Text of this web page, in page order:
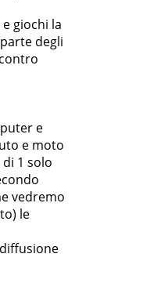
giochi la
degli
e
e moto
1 solo
vedremo
le